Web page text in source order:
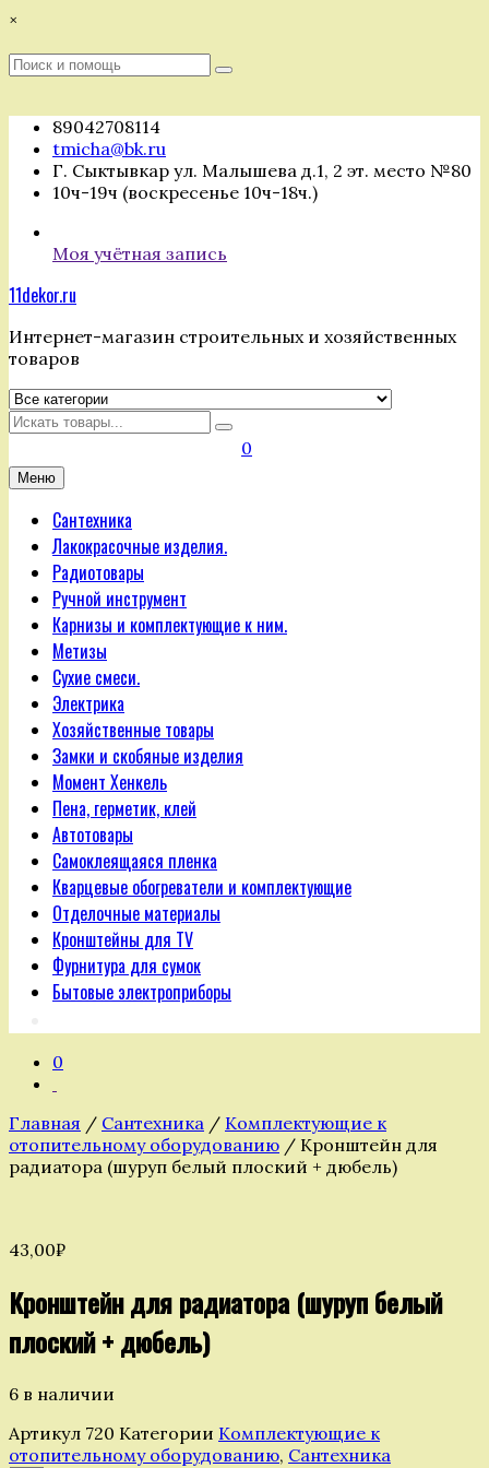
Перейти
содержимому
×
Поиск
Поиск
89042708114
tmicha@bk.ru
Г. Сыктывкар ул. Малышева д.1, 2 эт. место №80
10ч-19ч (воскресенье 10ч-18ч.)
Моя учётная запись
11dekor.ru
Интернет-магазин строительных и хозяйственных
товаров
Искать
0
Меню
Сантехника
Лакокрасочные изделия.
Радиотовары
Ручной инструмент
Карнизы и комплектующие к ним.
Метизы
Сухие смеси.
Электрика
Хозяйственные товары
Замки и скобяные изделия
Момент Хенкель
Пена, герметик, клей
Автотовары
Самоклеящаяся пленка
Кварцевые обогреватели и комплектующие
Отделочные материалы
Кронштейны для TV
Фурнитура для сумок
Бытовые электроприборы
0
Главная / Сантехника / Комплектующие к
отопительному оборудованию / Кронштейн для
радиатора (шуруп белый плоский + дюбель)
43,00₽
Кронштейн для радиатора (шуруп белый
плоский + дюбель)
6 в наличии
Артикул 720 Категории Комплектующие к
отопительному оборудованию, Сантехника